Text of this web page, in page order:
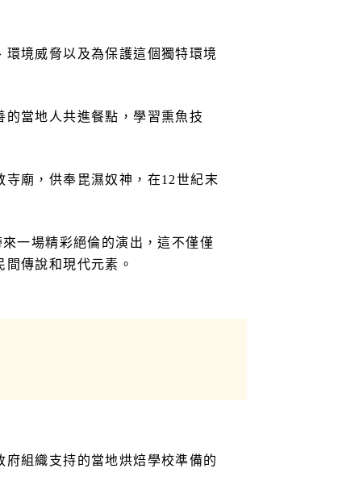
境威脅以及為保護這個獨特環境
當地人共進餐點，學習熏魚技
廟，供奉毘濕奴神，在12世紀末
一場精彩絕倫的演出，這不僅僅
傳說和現代元素。
組織支持的當地烘焙學校準備的